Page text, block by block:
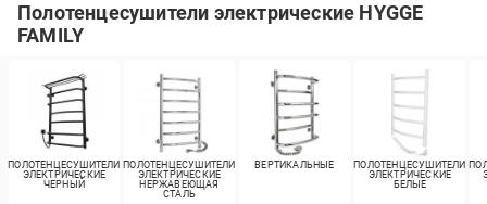
Полотенцесушители электрические HYGGE
FAMILY
ПОЛОТЕНЦЕСУШИТЕЛИ
ЭЛЕКТРИЧЕСКИЕ
ЧЕРНЫЙ
ПОЛОТЕНЦЕСУШИТЕЛИ
ЭЛЕКТРИЧЕСКИЕ
НЕРЖАВЕЮЩАЯ
СТАЛЬ
ВЕРТИКАЛЬНЫЕ
ПОЛОТЕНЦЕСУШИТЕЛИ
ЭЛЕКТРИЧЕСКИЕ
БЕЛЫЕ